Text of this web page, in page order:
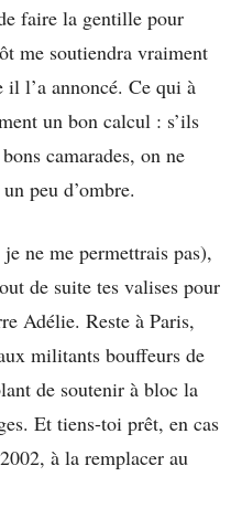
faire la gentille pour
me soutiendra vraiment
il l’a annoncé. Ce qui à
un bon calcul : s’ils
camarades, on ne
peu d’ombre.
ne me permettrais pas),
de suite tes valises pour
Adélie. Reste à Paris,
militants bouffeurs de
de soutenir à bloc la
Et tiens-toi prêt, en cas
à la remplacer au